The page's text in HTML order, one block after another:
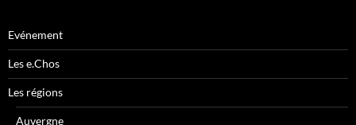
Evénement
Les e.Chos
Les régions
Auvergne